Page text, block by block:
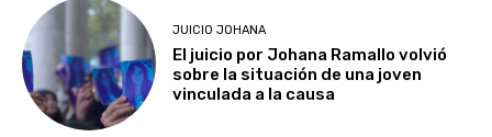
JUICIO JOHANA
El juicio por Johana Ramallo volvió
sobre la situación de una joven
vinculada a la causa